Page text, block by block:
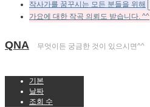
작사가를 꿈꾸시는 모든 분들을 위해
가요에 대한 작곡 의뢰도 받습니다. ^^
QNA 무엇이든 궁금한 것이 있으시면^^
기본
날짜
조회 수